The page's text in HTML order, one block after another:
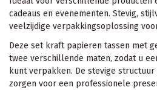
cadeaus en evenementen. Stevig,
veelzijdige verpakkingsoplossing
Deze set kraft papieren tassen met
twee verschillende maten, zodat u
kunt verpakken. De stevige
zorgen voor een professionele